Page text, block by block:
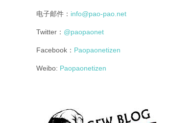
电子邮件： info@pao-pao.net
Twitter： @paopaonet
Facebook： Paopaonetizen
Weibo: Paopaonetizen
gfw_blog_small.jpg